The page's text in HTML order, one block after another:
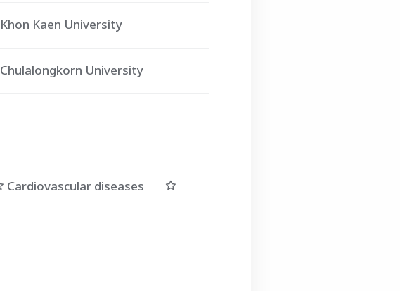
Khon Kaen University
Chulalongkorn University
Cardiovascular diseases